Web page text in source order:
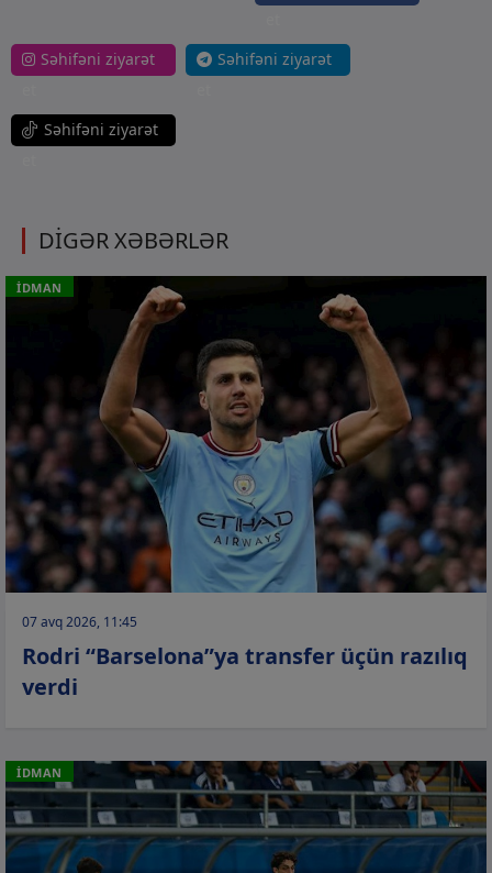
Səhifəni ziyarət
Səhifəni ziyarət
Səhifəni ziyarət
DİGƏR XƏBƏRLƏR
İDMAN
07 avq 2026, 11:45
Rodri “Barselona”ya transfer üçün razılıq
verdi
İDMAN